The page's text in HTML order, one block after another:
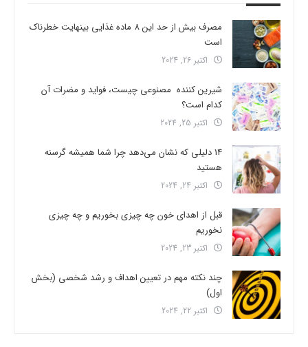
مصرف بیش از حد این 8 ماده غذایی بینهایت خطرناک
است
اکتبر 26, 2024
شیرین کننده مصنوعی چیست، فواید و مضرات آن
کدام است؟
اکتبر 25, 2024
14 دلیلی که نشان می‌دهد چرا شما همیشه گرسنه
هستید
اکتبر 24, 2024
قبل از اهدای خون چه چیزی بخوریم و چه چیزی
نخوریم
اکتبر 23, 2024
چند نکته مهم در تعیین اهداف و رشد شخصی (بخش
اول)
اکتبر 22, 2024